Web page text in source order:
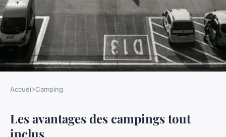
CAMPING
A la découverte des campings
Accueil›Camping
Les avantages des campings tout
inclus